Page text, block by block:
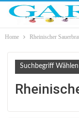
Home Rheinischer
Suchbegriff Wählen